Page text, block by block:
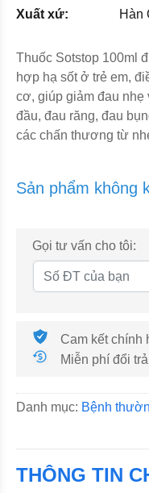
Xuất xứ:
Hàn
Thuốc Sotstop 100ml
hợp hạ sốt ở trẻ em,
cơ, giúp giảm đau
đầu, đau răng, đau
các chấn thương từ
Sản phẩm không
Gọi tư vấn cho tôi:
Cam kết chính
Miễn phí đổi trả
Danh mục: Bệnh
THÔNG TIN